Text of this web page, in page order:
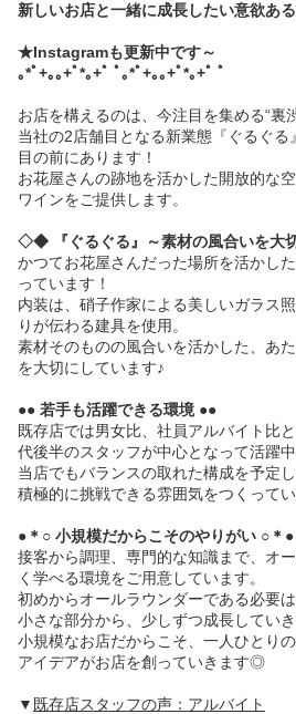
新しいお店と一緒に成長したい意欲あ
★Instagramも更新中です～
｡*ﾟ+｡｡+ﾟ*｡+ﾟ ﾟ｡*ﾟ+｡｡+ﾟ*｡+ﾟ ﾟ
お店を構えるのは、今注目を集める“裏
当社の2店舗目となる新業態『ぐるぐ
目の前にあります！
お花屋さんの跡地を活かした開放的な
ワインをご提供します。
◇◆ 『ぐるぐる』～素材の風合いを大
かつてお花屋さんだった場所を活かし
っています！
内装は、硝子作家による美しいガラス
りが伝わる建具を使用。
素材そのものの風合いを活かした、あ
を大切にしています♪
●● 若手も活躍できる環境 ●●
既存店では男女比、社員アルバイト比
代後半のスタッフが中心となって活躍中
当店でもバランスの取れた構成を予定
積極的に挑戦できる雰囲気をつくって
●＊○ 小規模だからこそのやりがい ○＊●
接客から調理、専門的な知識まで、オ
く学べる環境をご用意しています。
初めからオールラウンダーである必要は
小さな部分から、少しずつ成長していき
小規模なお店だからこそ、一人ひとり
アイデアがお店を創っていきます◎
▼ 既存店スタッフの声：アルバイト